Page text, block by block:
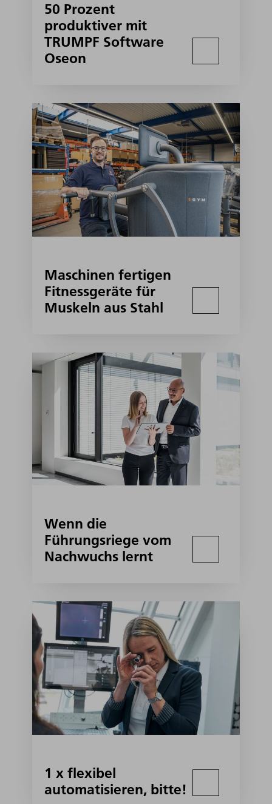
50 Prozent
produktiver mit
TRUMPF Software
Oseon
Maschinen fertigen
Fitnessgeräte für
Muskeln aus Stahl
Wenn die
Führungsriege vom
Nachwuchs lernt
1 x flexibel
automatisieren, bitte!